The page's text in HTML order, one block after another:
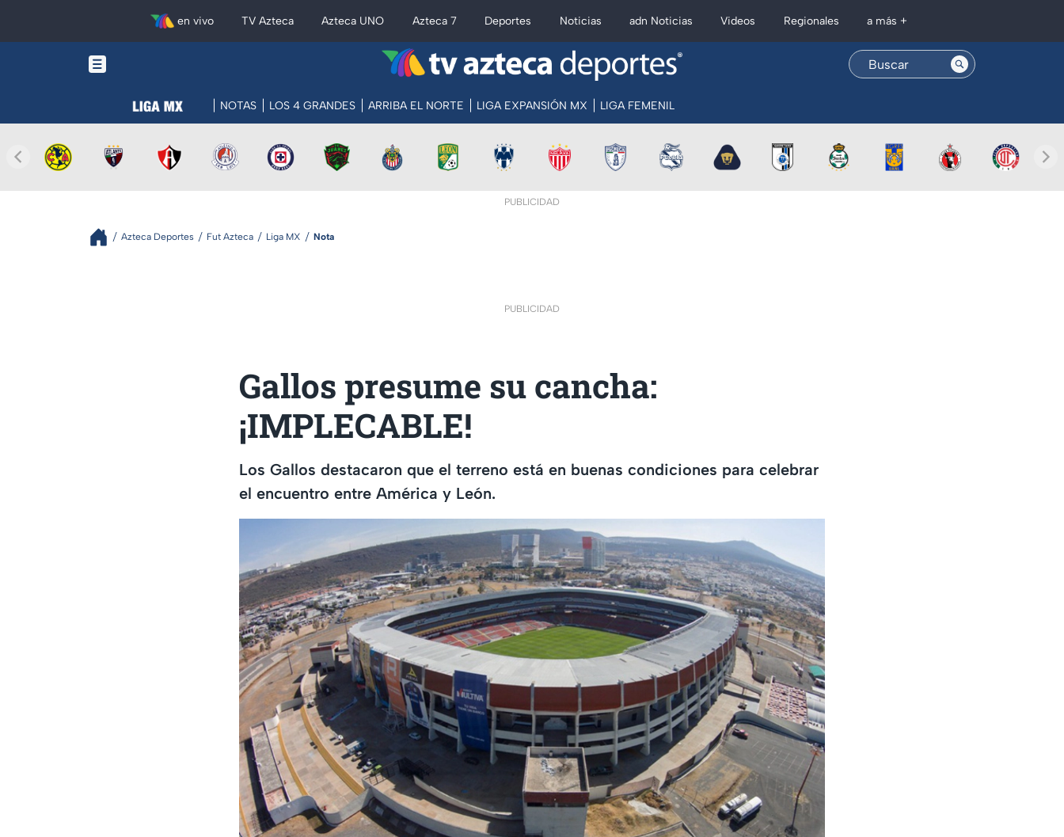
en vivo TV Azteca Azteca UNO Azteca 7 Deportes Noticias adn Noticias Videos Regionales a más +
NOTAS LOS 4 GRANDES ARRIBA EL NORTE LIGA EXPANSIÓN MX LIGA FEMENIL
PUBLICIDAD
Azteca Deportes Fut Azteca Liga MX Nota
PUBLICIDAD
Gallos presume su cancha:
¡IMPLECABLE!
Los Gallos destacaron que el terreno está en buenas condiciones para celebrar
el encuentro entre América y León.